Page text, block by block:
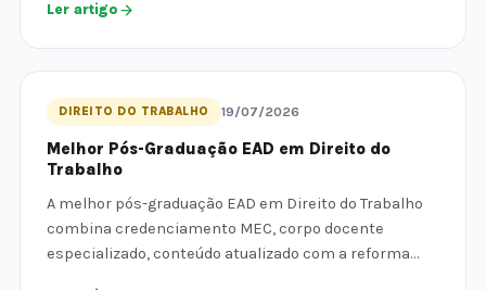
Ler artigo
DIREITO DO TRABALHO 19/07/2026
Melhor Pós-Graduação EAD em Direito do
Trabalho
A melhor pós-graduação EAD em Direito do Trabalho
combina credenciamento MEC, corpo docente
especializado, conteúdo atualizado com a reforma…